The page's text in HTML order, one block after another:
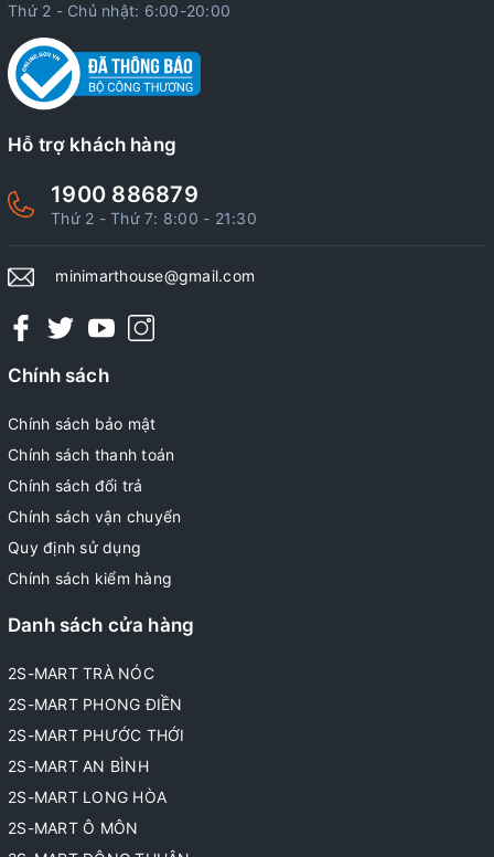
Thứ 2 - Chủ nhật: 6:00-20:00
Hỗ trợ khách hàng
1900 886879
Thứ 2 - Thứ 7: 8:00 - 21:30
minimarthouse@gmail.com
Chính sách
Chính sách bảo mật
Chính sách thanh toán
Chính sách đổi trả
Chính sách vận chuyển
Quy định sử dụng
Chính sách kiểm hàng
Danh sách cửa hàng
2S-MART TRÀ NÓC
2S-MART PHONG ĐIỀN
2S-MART PHƯỚC THỚI
2S-MART AN BÌNH
2S-MART LONG HÒA
2S-MART Ô MÔN